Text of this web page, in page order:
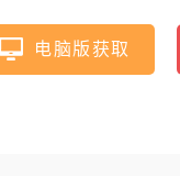
电脑版获取